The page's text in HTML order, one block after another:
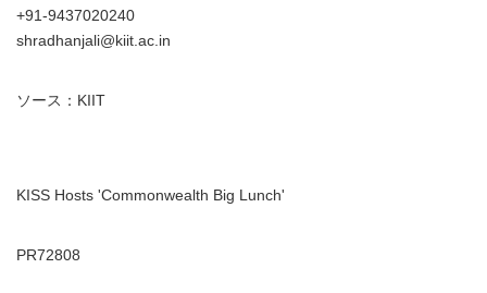
+91-9437020240
shradhanjali@kiit.ac.in
ソース：KIIT
KISS Hosts 'Commonwealth Big Lunch'
PR72808